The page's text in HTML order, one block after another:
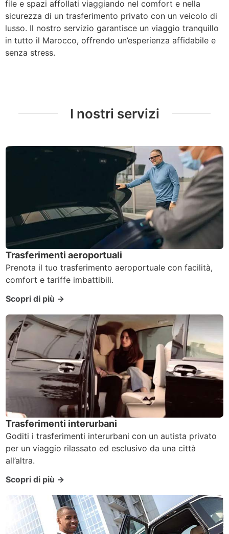
file e spazi affollati viaggiando nel comfort e nella
sicurezza di un trasferimento privato con un veicolo di
lusso. Il nostro servizio garantisce un viaggio tranquillo
in tutto il Marocco, offrendo un’esperienza affidabile e
senza stress.
I nostri servizi
Trasferimenti aeroportuali
Prenota il tuo trasferimento aeroportuale con facilità,
comfort e tariffe imbattibili.
Scopri di più →
Trasferimenti interurbani
Goditi i trasferimenti interurbani con un autista privato
per un viaggio rilassato ed esclusivo da una città
all’altra.
Scopri di più →